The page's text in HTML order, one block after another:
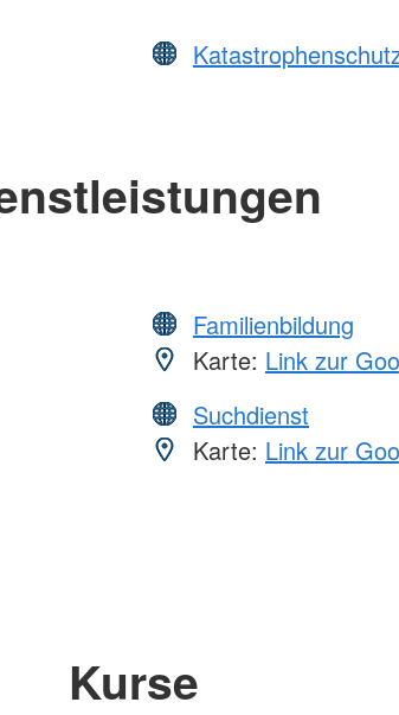
Familienbildung
Karte: Link zur
Suchdienst
Karte: Link zur
Kurse